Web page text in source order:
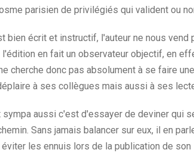
parisien de privilégiés qui valident ou
bien écrit et instructif, l'auteur ne nous
l'édition en fait un observateur objectif, en
cherche donc pas absolument à se faire
à ses collègues mais aussi à ses
sympa aussi c'est d'essayer de deviner qui
Sans jamais balancer sur eux, il en
les ennuis lors de la publication de